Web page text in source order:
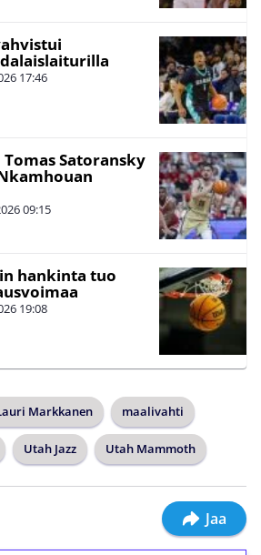
17:46
Satoransky
09:15
hankinta tuo
19:08
Markkanen maalivahti
Utah Jazz Utah Mammoth
Jaa